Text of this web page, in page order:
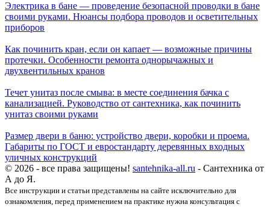
Электрика в бане — проведение безопасной проводки в бане
своими руками. Нюансы подбора проводов и осветительных
приборов
Как починить кран, если он капает — возможные причины
протечки. Особенности ремонта однорычажных и
двухвентильных кранов
Течет унитаз после смыва: в месте соединения бачка с
канализацией. Руководство от сантехника, как починить
унитаз своими руками
Размер двери в баню: устройство двери, коробки и проема.
Габариты по ГОСТ и евростандарту деревянных входных
уличных конструкций
© 2026 - все права защищены! santehnika-all.ru - Сантехника от
А до Я.
Все инструкции и статьи представлены на сайте исключительно для
ознакомления, перед применением на практике нужна консультация с